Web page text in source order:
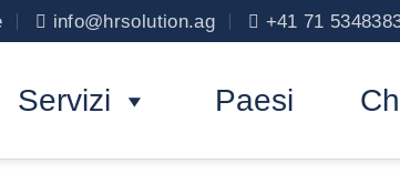
info@hrsolution.ag +41 71
Servizi Paesi